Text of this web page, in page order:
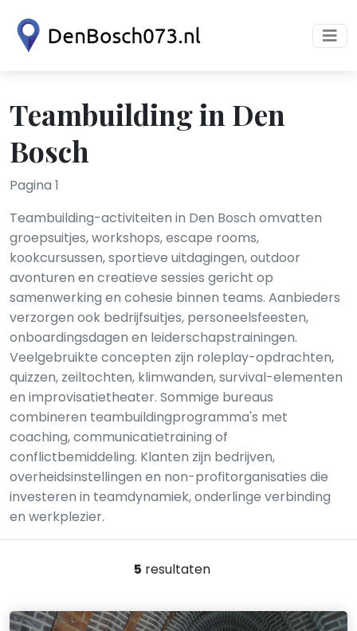
Teambuilding in Den
Bosch
Pagina 1
Teambuilding-activiteiten in Den Bosch omvatten
groepsuitjes, workshops, escape rooms,
kookcursussen, sportieve uitdagingen, outdoor
avonturen en creatieve sessies gericht op
samenwerking en cohesie binnen teams. Aanbieders
verzorgen ook bedrijfsuitjes, personeelsfeesten,
onboardingsdagen en leiderschapstrainingen.
Veelgebruikte concepten zijn roleplay-opdrachten,
quizzen, zeiltochten, klimwanden, survival-elementen
en improvisatietheater. Sommige bureaus
combineren teambuildingprogramma's met
coaching, communicatietraining of
conflictbemiddeling. Klanten zijn bedrijven,
overheidsinstellingen en non-profitorganisaties die
investeren in teamdynamiek, onderlinge verbinding
en werkplezier.
5 resultaten